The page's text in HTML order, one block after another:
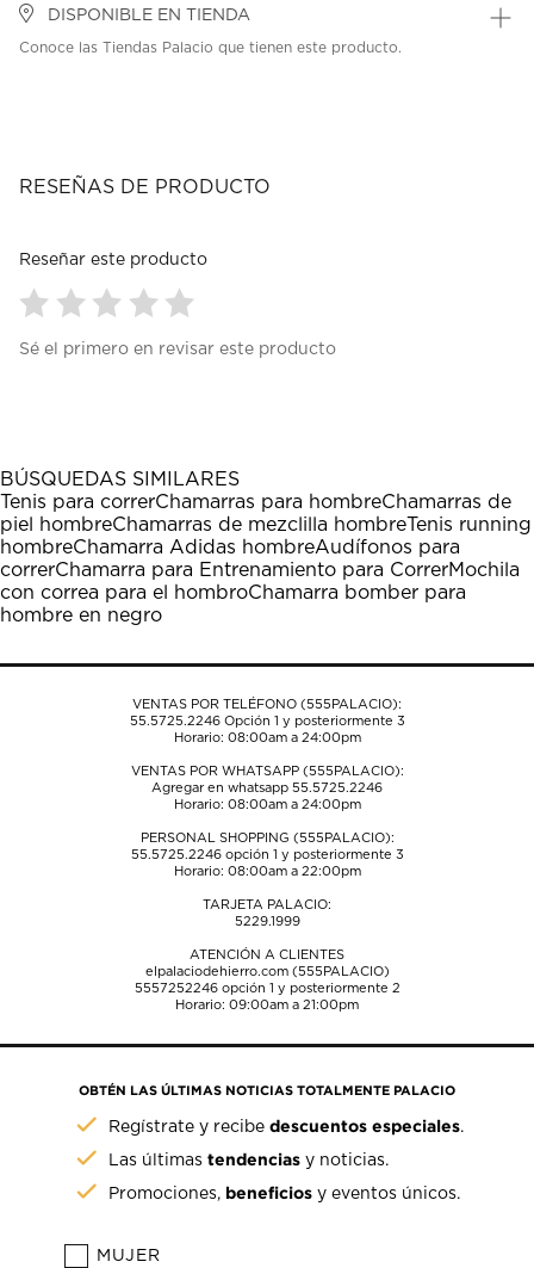
DISPONIBLE EN TIENDA
Conoce las Tiendas Palacio que tienen este producto.
RESEÑAS DE PRODUCTO
Reseñar este producto
para
1
estrella
Esta
acción
abrirá
el
formulario
de
para
estrellas.
Esta
acción
abrirá
el
formulario
de
para
estrellas.
Esta
acción
abrirá
el
formulario
de
para
estrellas.
Esta
acción
abrirá
el
formulario
de
para
estrellas.
Esta
acción
abrirá
el
formulario
Sé el primero en revisar este producto
BÚSQUEDAS SIMILARES
Tenis para correrChamarras para hombreChamarras de
piel hombreChamarras de mezclilla hombreTenis running
hombreChamarra Adidas hombreAudífonos para
correrChamarra para Entrenamiento para CorrerMochila
con correa para el hombroChamarra bomber para
hombre en negro
VENTAS POR TELÉFONO (555PALACIO):
55.5725.2246Opción 1 y posteriormente 3
Horario: 08:00am a 24:00pm
VENTAS POR WHATSAPP (555PALACIO):
Agregar en whatsapp 55.5725.2246
Horario: 08:00am a 24:00pm
PERSONAL SHOPPING (555PALACIO):
55.5725.2246opción 1 y posteriormente 3
Horario: 08:00am a 22:00pm
TARJETA PALACIO:
5229.1999
ATENCIÓN A CLIENTES
elpalaciodehierro.com (555PALACIO)
5557252246opción 1 y posteriormente 2
Horario: 09:00am a 21:00pm
OBTÉN LAS ÚLTIMAS NOTICIAS TOTALMENTE PALACIO
Regístrate y recibedescuentos especiales.
Las últimastendencias y noticias.
Promociones, beneficios y eventos únicos.
MUJER